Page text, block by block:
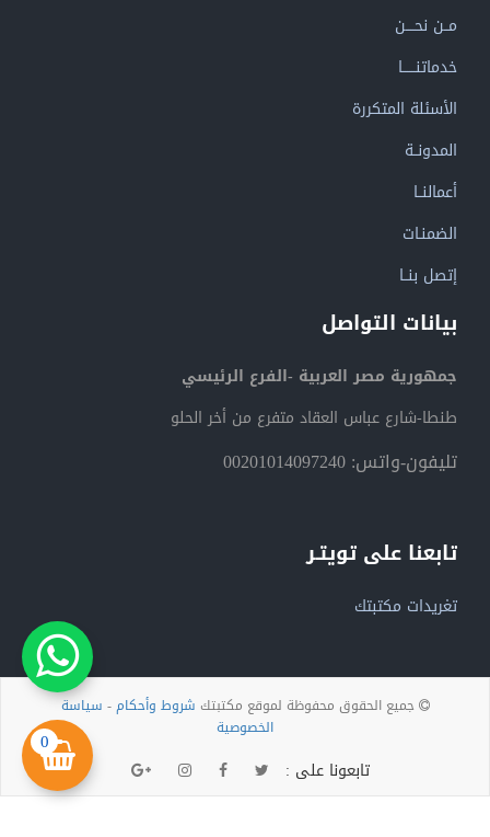
0
مــن نحــــن
خدماتنــــــا
الأسئلة المتكررة
المدونــة
أعمالنــا
الضمنـات
إتصل بنــا
بيانات التواصل
جمهورية مصر العربية -الفرع الرئيسي
طنطا-شارع عباس العقاد متفرع من أخر الحلو
تليفون-واتس: 00201014097240
تابعنا على تويتـر
تغريدات مكتبتك
جميع الحقوق محفوظة لموقع مكتبتك شروط وأحكام- سياسة
الخصوصية
تابعونا على :